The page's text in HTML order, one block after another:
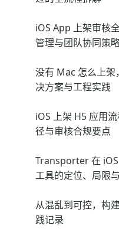
iOS App 上架审核
管理与团队协同策
没有 Mac 怎么上架
决方案与工程实践
iOS 上架 H5 应用
径与审核合规要点
Transporter 在
工具的定位、局限
从混乱到可控，构
践记录